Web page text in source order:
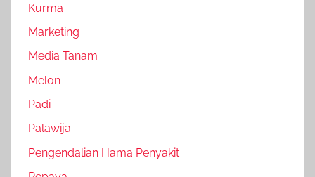
Kurma
Marketing
Media Tanam
Melon
Padi
Palawija
Pengendalian Hama Penyakit